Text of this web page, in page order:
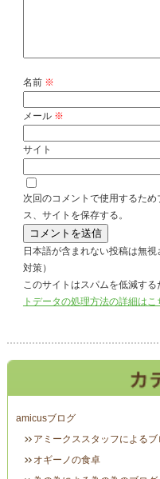
名前 ※
メール ※
サイト
次回のコメントで使用するた
ス、サイトを保存する。
日本語が含まれない投稿は無
対策）
このサイトはスパムを低減する
トデータの処理方法の詳細は
amicusブログ
アミークススタッフによるブ
オギーノの食卓